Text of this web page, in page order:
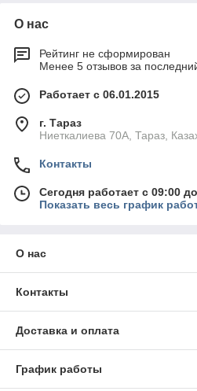
О нас
Рейтинг не сформирован
Менее 5 отзывов за
Работает с 06.01.2015
г. Тараз
Ниеткалиева 70А, Тараз,
Контакты
Сегодня работает с 09:00
Показать весь график
О нас
Контакты
Доставка и оплата
График работы